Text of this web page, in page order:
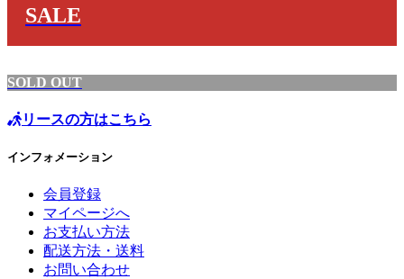
SALE
SOLD OUT
リースの方はこちら
インフォメーション
会員登録
マイページへ
お支払い方法
配送方法・送料
お問い合わせ